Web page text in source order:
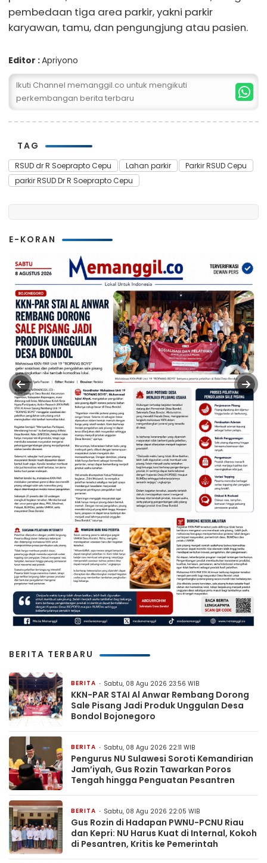
pembedaan tiga area parkir, yakni parkir
karyawan, tamu, dan pengungjung atau pasien.
Editor :Apriyono
Ikuti Channel memanggil.co untuk mengikuti
perkembangan berita terbaru
TAG
RSUD dr R Soeprapto Cepu Lahan parkir
Parkir RSUD Cepu
parkir RSUD Dr R Soeprapto Cepu
E-KORAN
BERITA TERBARU
BERITA Sabtu, 08 Agu 2026 23:56 WIB
KKN-PAR STAI Al Anwar Rembang Dorong
Sale Pisang Jadi Produk Unggulan Desa
Bondol Bojonegoro
BERITA Sabtu, 08 Agu 2026 22:11 WIB
Pengurus NU Sulawesi Soroti Kemandirian
Jam’iyah, Gus Rozin Tawarkan Poros
Tengah hingga Penguatan Pesantren
BERITA Sabtu, 08 Agu 2026 22:05 WIB
Gus Rozin di Hadapan PWNU-PCNU Riau
dan Kepri: NU Harus Kuat di Internal, Kokoh
di Pesantren, Kritis ke Pemerintah